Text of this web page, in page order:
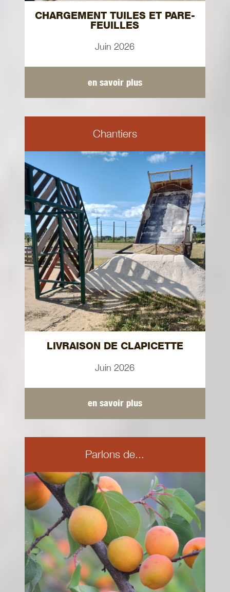
CHARGEMENT TUILES ET PARE-
FEUILLES
Juin 2026
en savoir plus
Chantiers
LIVRAISON DE CLAPICETTE
Juin 2026
en savoir plus
Parlons de...